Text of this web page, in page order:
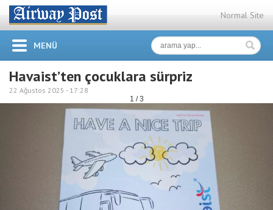
Normal Site
MENÜ
Havaist’ten çocuklara sürpriz
22 Ağustos 2025 - 17:28
1 / 3